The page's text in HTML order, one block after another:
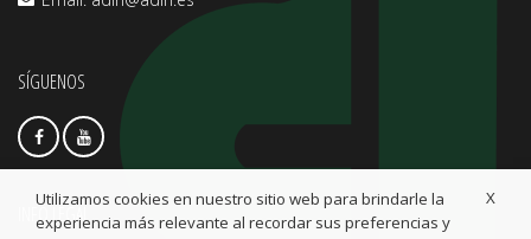
SÍGUENOS
INFO LEGAL
X
Utilizamos cookies en nuestro sitio web para brindarle la
experiencia más relevante al recordar sus preferencias y